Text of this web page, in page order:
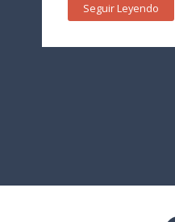
Seguir Leyendo